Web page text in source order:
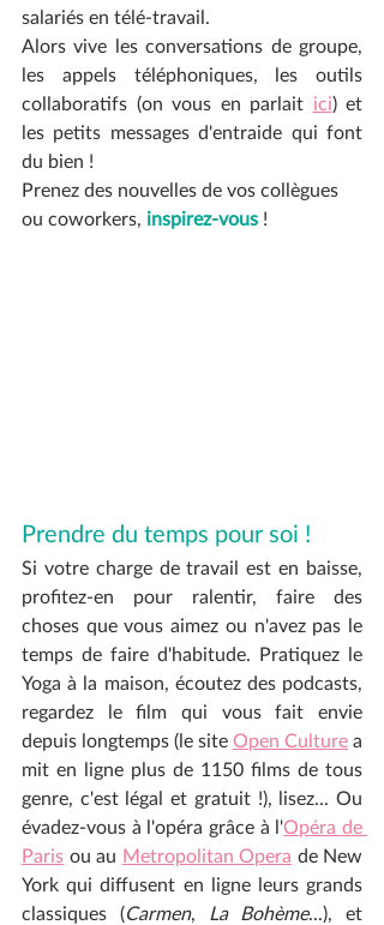
salariés en télé-travail.
Alors vive les conversations de groupe,
les appels téléphoniques, les outils
collaboratifs (on vous en parlait ici) et
les petits messages d'entraide qui font
du bien !
Prenez des nouvelles de vos collègues
ou coworkers, inspirez-vous !
Prendre du temps pour soi !
Si votre charge de travail est en baisse,
profitez-en pour ralentir, faire des
choses que vous aimez ou n'avez pas le
temps de faire d'habitude. Pratiquez le
Yoga à la maison, écoutez des podcasts,
regardez le film qui vous fait envie
depuis longtemps (le site Open Culture a
mit en ligne plus de 1150 films de tous
genre, c'est légal et gratuit !), lisez... Ou
évadez-vous à l'opéra grâce à l'Opéra de
Paris ou au Metropolitan Opera de New
York qui diffusent en ligne leurs grands
classiques (Carmen, La Bohème...), et